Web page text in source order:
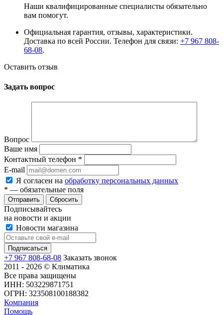
Наши квалифицированные специалисты обязательно
вам помогут.
Официальная гарантия, отзывы, характеристики.
Доставка по всей России. Телефон для связи: +7 967 808-
68-08.
Оставить отзыв
Задать вопрос
Вопрос
Ваше имя
Контактный телефон *
E-mail
Я согласен на обработку персональных данных
* — обязательные поля
Сбросить
Подписывайтесь
на новости и акции
Новости магазина
+7 967 808-68-08 Заказать звонок
2011 - 2026 © Климатика
Все права защищены
ИНН: 503229871751
ОГРН: 323508100188382
Компания
Помощь